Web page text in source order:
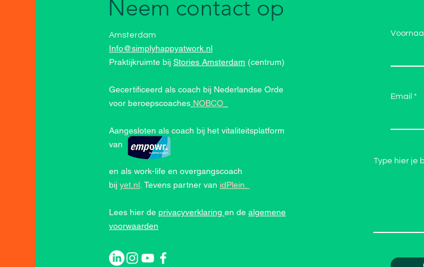
Neem contact op
Amsterdam
Info@simplyhappyatwork.nl
Praktijkruimte bijStories Amsterdam (centrum)
Gecertificeerd als coach bij Nederlandse Orde
voor beroepscoaches NOBCO
Aangesloten als coach bij het vitaliteitsplatform
van
en als work-life en overgangscoach
bij yet.nl Tevens partner van idPlein.
Lees hier deprivacyverklaringen dealgemene
voorwaarden
Email
Type hier je